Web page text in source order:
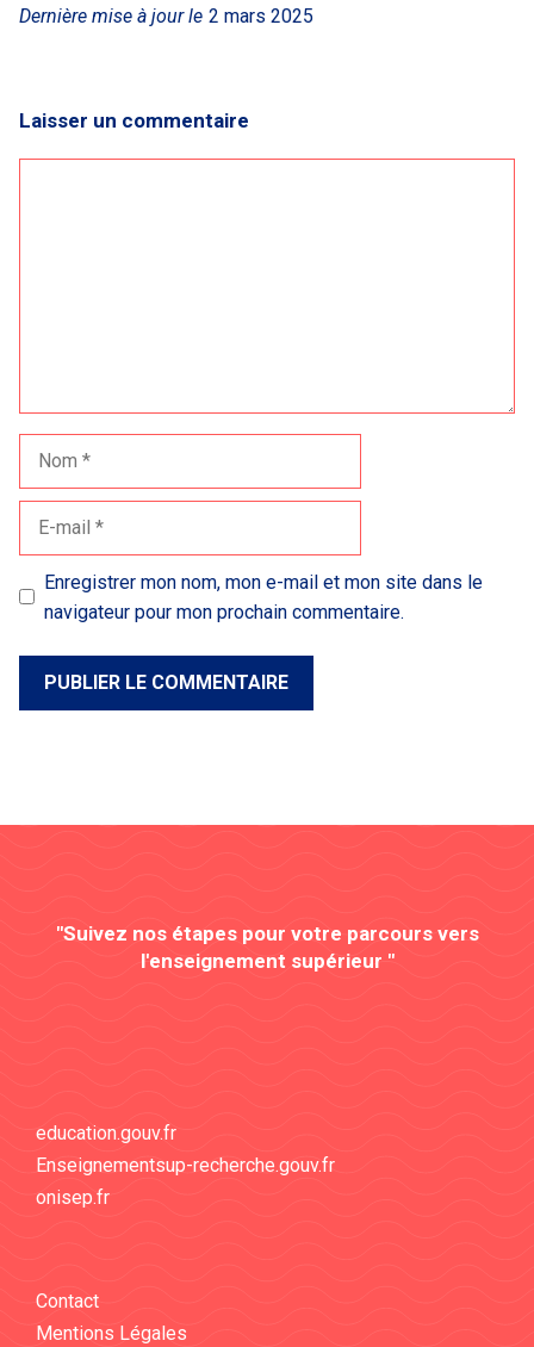
Dernière mise à jour le 2 mars 2025
Laisser un commentaire
Nom
Enregistrer mon nom, mon e-mail et mon site dans le
navigateur pour mon prochain commentaire.
"Suivez nos étapes pour votre parcours vers
l'enseignement supérieur "
education.gouv.fr
Enseignementsup-recherche.gouv.fr
onisep.fr
Contact
Mentions Légales